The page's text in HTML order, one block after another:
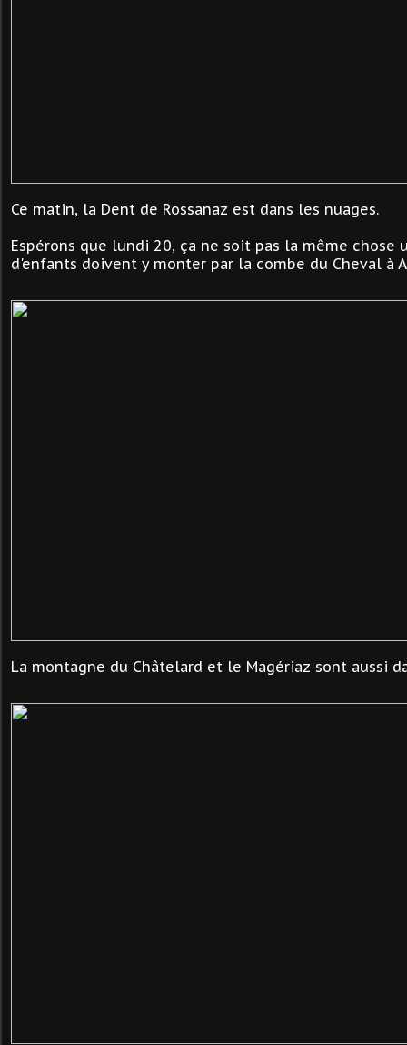
Ce matin, la Dent de Rossanaz est dans les nuages.
Espérons que lundi 20, ça ne soit pas la même chose
d'enfants doivent y monter par la combe du Cheval à
La montagne du Châtelard et le Magériaz sont aussi